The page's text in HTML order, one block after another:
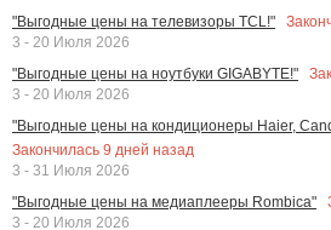
"Выгодные цены на телевизоры TCL!"
3 - 20 Июля 2026
"Выгодные цены на ноутбуки GIGABYTE!"
3 - 20 Июля 2026
"Выгодные цены на кондиционеры Haier,
Закончилась 9 дней назад
3 - 31 Июля 2026
"Выгодные цены на медиаплееры Rombica"
3 - 20 Июля 2026